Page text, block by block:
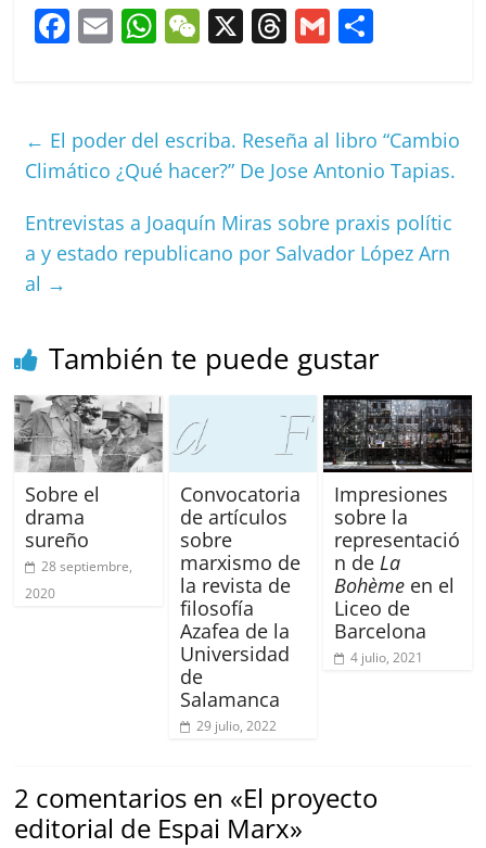
F
a
e
b
o
k
E
m
l
W
h
s
A
p
W
e
h
at
X T
h
a
d
G
m
l p
ar
← El poder del escriba. Reseña al libro “Cambio
Climático ¿Qué hacer?” De Jose Antonio Tapias.
Entrevistas a Joaquín Miras sobre praxis polític
a y estado republicano por Salvador López Arn
al →
También te puede gustar
Sobre el
drama
sureño
28 septiembre,
2020
Convocatoria
de artículos
sobre
marxismo de
la revista de
filosofía
Azafea de la
Universidad
de
Salamanca
29 julio, 2022
Impresiones
sobre la
representació
n de La
Bohèmeen el
Liceo de
Barcelona
4 julio, 2021
2 comentarios en «El proyecto
editorial de Espai Marx»